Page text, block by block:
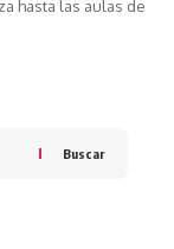
hasta las aulas de
Buscar